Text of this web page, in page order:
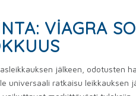
VIAGRA
jälkeen, odotusten
universaali ratkaisu leikkauksen